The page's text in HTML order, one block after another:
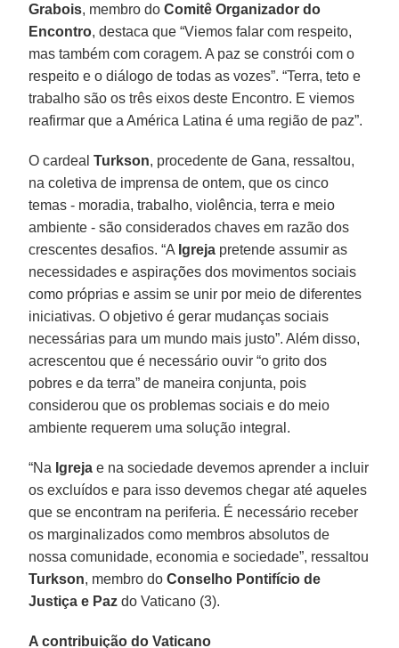
Grabois, membro doComitê Organizador do
Encontro, destaca que “Viemos falar com respeito,
mas também com coragem. A paz se constrói com o
respeito e o diálogo de todas as vozes”. “Terra, teto e
trabalho são os três eixos deste Encontro. E viemos
reafirmar que a América Latina é uma região de paz”.
O cardealTurkson, procedente de Gana, ressaltou,
na coletiva de imprensa de ontem, que os cinco
temas - moradia, trabalho, violência, terra e meio
ambiente - são considerados chaves em razão dos
crescentes desafios. “A Igreja pretende assumir as
necessidades e aspirações dos movimentos sociais
como próprias e assim se unir por meio de diferentes
iniciativas. O objetivo é gerar mudanças sociais
necessárias para um mundo mais justo”. Além disso,
acrescentou que é necessário ouvir “o grito dos
pobres e da terra” de maneira conjunta, pois
considerou que os problemas sociais e do meio
ambiente requerem uma solução integral.
“Na Igreja e na sociedade devemos aprender a incluir
os excluídos e para isso devemos chegar até aqueles
que se encontram na periferia. É necessário receber
os marginalizados como membros absolutos de
nossa comunidade, economia e sociedade”, ressaltou
Turkson, membro doConselho Pontifício de
Justiça e Paz do Vaticano (3).
A contribuição do Vaticano